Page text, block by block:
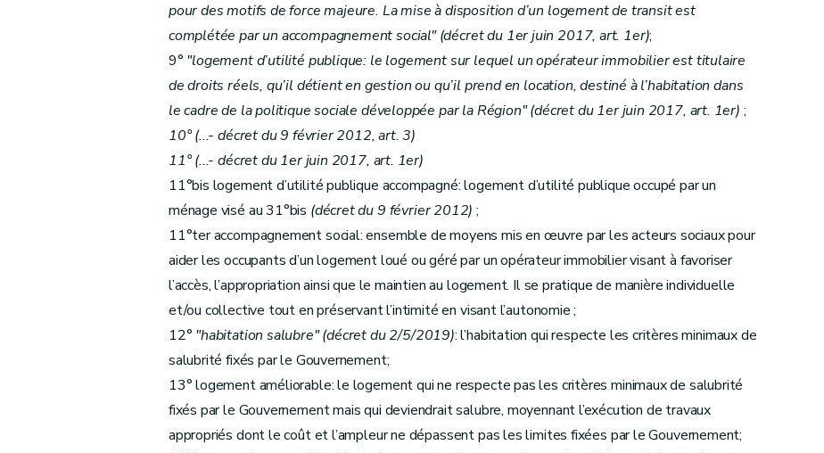
( (...)– Décret du 1
juin 2017, art. 13)
Art. 24
Art. 25
Section 4
( – Décret du 1
juin 2017, art. 14)
Art. 26
Art. 27
Art. 28
Chapitre III
Des aides aux personnes morales
autres que les sociétés de logement de service public – Décret du 17 juillet 2018, art. 377)
Section première
– Décret du 1
juin 2017, art. 19)
Sous-section première
(...) – Décret du 1
juin 2017, art. 20)
Art. 29
Art. 29bis
Art. 30
Art. 31
Art. 32
Art. 33
bis
pour des motifs de force majeure. La mise à disposition d’un logement de transit est
complétée par un accompagnement social" (décret du 1er juin 2017, art. 1er);
9° "logement d’utilité publique: le logement sur lequel un opérateur immobilier est titulaire
de droits réels, qu’il détient en gestion ou qu’il prend en location, destiné à l’habitation dans
le cadre de la politique sociale développée par la Région" (décret du 1er juin 2017, art. 1er) ;
10° (...- décret du 9 février 2012, art. 3)
11° (...- décret du 1er juin 2017, art. 1er)
11°bis logement d’utilité publique accompagné: logement d’utilité publique occupé par un
ménage visé au 31°bis (décret du 9 février 2012) ;
11°ter accompagnement social: ensemble de moyens mis en œuvre par les acteurs sociaux pour
aider les occupants d’un logement loué ou géré par un opérateur immobilier visant à favoriser
l’accès, l’appropriation ainsi que le maintien au logement. Il se pratique de manière individuelle
et/ou collective tout en préservant l’intimité en visant l’autonomie ;
12° "habitation salubre" (décret du 2/5/2019): l’habitation qui respecte les critères minimaux de
salubrité fixés par le Gouvernement;
13° logement améliorable: le logement qui ne respecte pas les critères minimaux de salubrité
fixés par le Gouvernement mais qui deviendrait salubre, moyennant l’exécution de travaux
appropriés dont le coût et l’ampleur ne dépassent pas les limites fixées par le Gouvernement;